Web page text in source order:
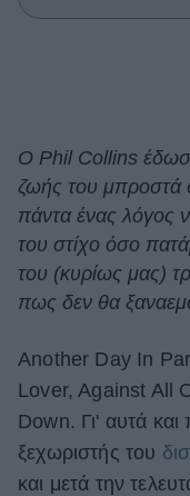
Deco
Cooking
Green
Αφιερώματα
ΒΟΞ
Χωρίς
Ο Phil Collins
ζωής του μπροστά
πάντα ένας λόγος
του στίχο όσο
του (κυρίως μας)
πως δεν θα
Another Day In
Lover, Against All
Down. Γι' αυτά
ξεχωριστής του
και μετά την